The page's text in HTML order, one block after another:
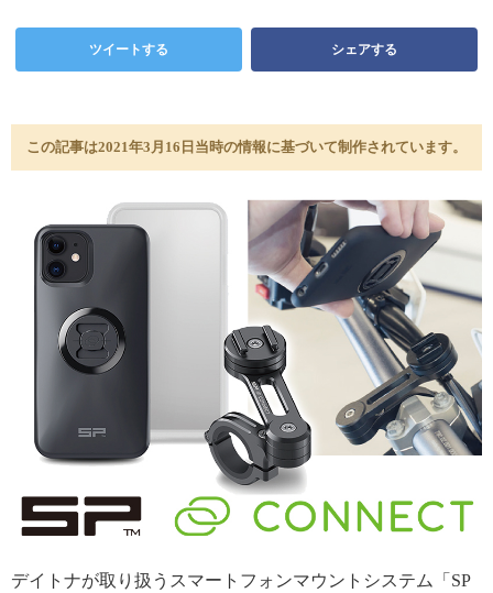
ツイートする シェアする
この記事は2021年3月16日当時の情報に基づいて制作されています。
デイトナが取り扱うスマートフォンマウントシステム「SP